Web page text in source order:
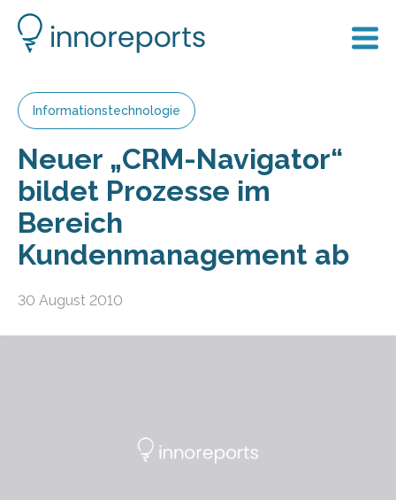
Informationstechnologie
Neuer „CRM-Navigator“
bildet Prozesse im
Bereich
Kundenmanagement ab
30 August 2010